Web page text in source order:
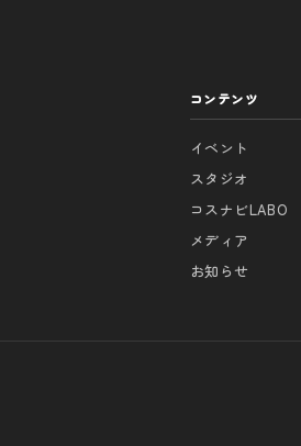
コンテンツ
イベント
スタジオ
コスナビLABO
メディア
お知らせ